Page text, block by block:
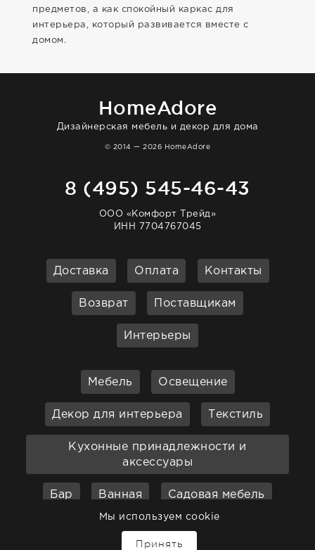
предметов, а как спокойный каркас для
интерьера, который развивается вместе с
домом.
HomeAdore
Дизайнерская мебель и декор для дома
© 2014 — 2026 HomeAdore
8 (495) 545-46-43
ООО «Комфорт Трейд»
ИНН 7704767045
Доставка Оплата Контакты
Возврат Поставщикам
Интерьеры
Мебель Освещение
Декор для интерьера Текстиль
Кухонные принадлежности и
аксессуары
Бар Ванная Садовая мебель
Мы используем cookie
Принять